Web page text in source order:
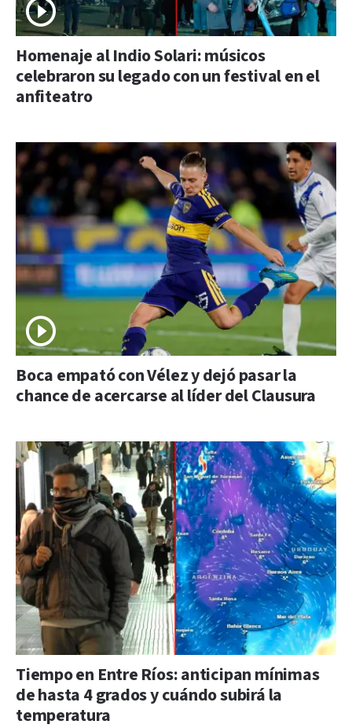
Homenaje al Indio Solari: músicos
celebraron su legado con un festival en el
anfiteatro
Boca empató con Vélez y dejó pasar la
chance de acercarse al líder del Clausura
Tiempo en Entre Ríos: anticipan mínimas
de hasta 4 grados y cuándo subirá la
temperatura